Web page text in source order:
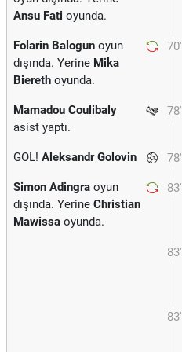
Ansu Fati oyunda.
70'
Folarin Balogun oyun
dışında. Yerine Mika
Biereth oyunda.
78'
Mamadou Coulibaly
asist yaptı.
78'
GOL! Aleksandr Golovin
83'
Simon Adingra oyun
dışında. Yerine Christian
Mawissa oyunda.
83'
83'